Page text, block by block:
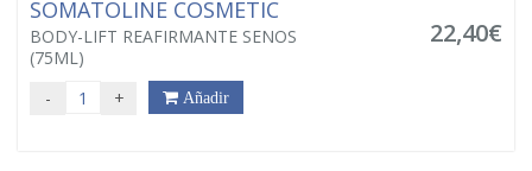
SOMATOLINE COSMETIC
BODY-LIFT REAFIRMANTE SENOS
(75ML)
22,40€
- + Añadir